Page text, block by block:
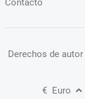
Contacto
Derechos de autor
€ Euro